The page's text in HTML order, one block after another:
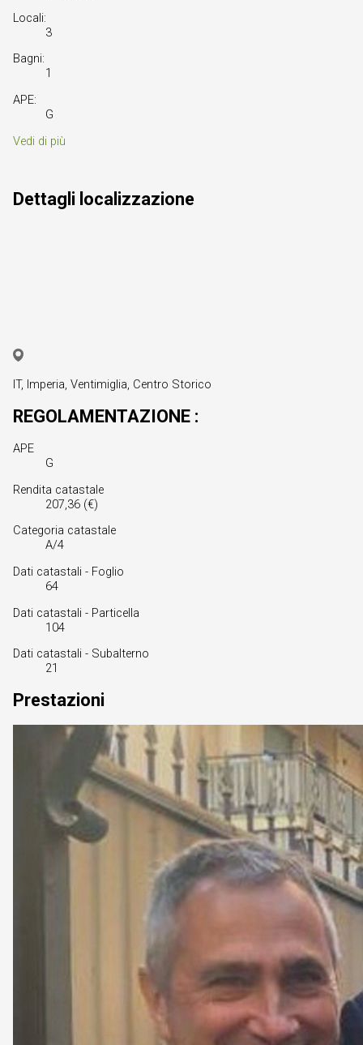
Locali:
3
Bagni:
1
APE:
G
Vedi di più
Dettagli localizzazione
IT, Imperia, Ventimiglia, Centro Storico
REGOLAMENTAZIONE :
APE
G
Rendita catastale
207,36 (€)
Categoria catastale
A/4
Dati catastali - Foglio
64
Dati catastali - Particella
104
Dati catastali - Subalterno
21
Prestazioni